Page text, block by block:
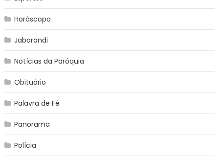
Horóscopo
Jaborandi
Notícias da Paróquia
Obituário
Palavra de Fé
Panorama
Polícia